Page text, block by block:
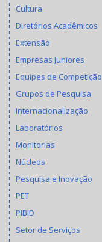
Cultura
Diretórios Acadêmicos
Extensão
Empresas Juniores
Equipes de Competição
Grupos de Pesquisa
Internacionalização
Laboratórios
Monitorias
Núcleos
Pesquisa e Inovação
PET
PIBID
Setor de Serviços